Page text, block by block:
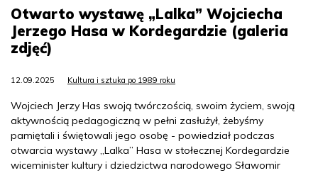
Otwarto wystawę „Lalka” Wojciecha
Jerzego Hasa w Kordegardzie (galeria
zdjęć)
12.09.2025 Kultura i sztuka po 1989 roku
Wojciech Jerzy Has swoją twórczością, swoim życiem, swoją
aktywnością pedagogiczną w pełni zasłużył, żebyśmy
pamiętali i świętowali jego osobę - powiedział podczas
otwarcia wystawy „Lalka” Hasa w stołecznej Kordegardzie
wiceminister kultury i dziedzictwa narodowego Sławomir